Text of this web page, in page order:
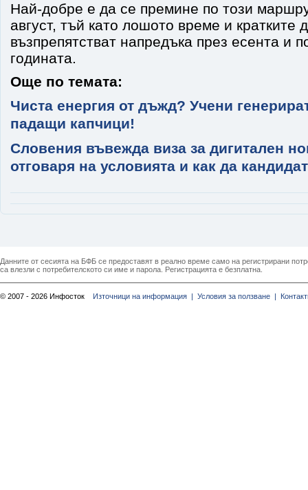
Най-добре е да се премине по този
август, тъй като лошото време и кратките
възпрепятстват напредъка през есента и
годината.
Още по темата:
Чиста енергия от дъжд? Учени
падащи капчици!
Словения въвежда виза за дигитален
отговаря на условията и как да
Данните от сесията на БФБ се предоставят в реално време само на регистрирани
са влезли с потребителското си име и парола. Регистрацията е безплатна.
© 2007 - 2026 Инфосток Източници на информация | Условия за ползване |